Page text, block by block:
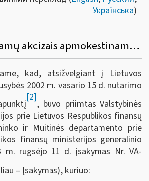
Українська)
Dėl importuojamų akcizais apmokestinamų prekių gabenimo, kad neatsirastų prievolės mokėti importo akcizus, tvarkos aprašo patvirtinimo
kad, atsižvelgiant į Lietuvos
2002 m. vasario 15 d. nutarimo
[2]
, buvo priimtas Valstybinės
prie Lietuvos Respublikos finansų
ir Muitinės departamento prie
finansų ministerijos generalinio
m. rugsėjo 11 d. įsakymas Nr. VA-
– Įsakymas), kuriuo: